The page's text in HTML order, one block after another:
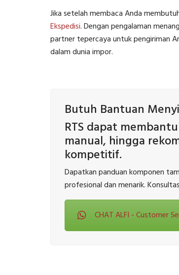
Jika setelah membaca Anda
Ekspedisi. Dengan pengalaman
partner tepercaya untuk pengiriman
dalam dunia impor.
Butuh Bantuan
RTS dapat
manual, hingga
kompetitif.
Dapatkan panduan komponen
profesional dan menarik.
CHAT ALFI - Customer